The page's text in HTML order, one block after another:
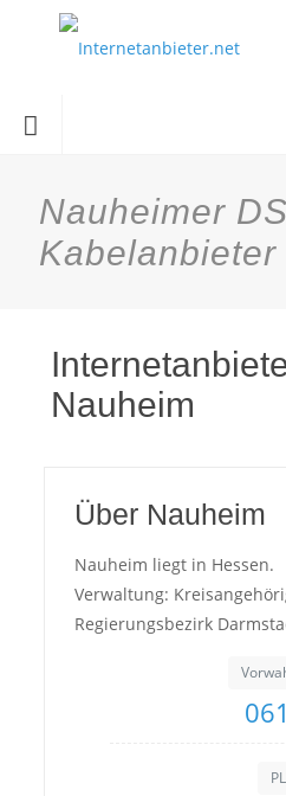
Nauheimer
Kabelanbieter
Nauheim
Über Nauheim
Nauheim liegt in Hessen.
Verwaltung:
Regierungsbezirk